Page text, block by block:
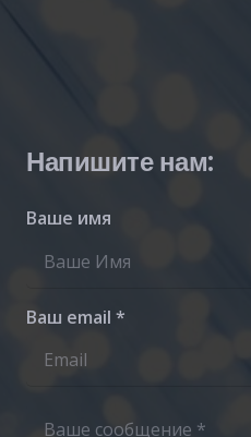
Напишите нам:
Ваше имя
Ваш email *